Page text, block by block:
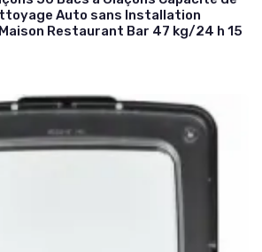
Auto sans Installation
Restaurant Bar 47 kg/24 h 15